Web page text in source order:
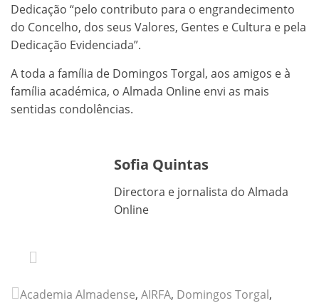
Dedicação “pelo contributo para o engrandecimento
do Concelho, dos seus Valores, Gentes e Cultura e pela
Dedicação Evidenciada”.
A toda a família de Domingos Torgal, aos amigos e à
família académica, o Almada Online envi as mais
sentidas condolências.
Sofia Quintas
Directora e jornalista do Almada
Online
Academia Almadense, AIRFA, Domingos Torgal,